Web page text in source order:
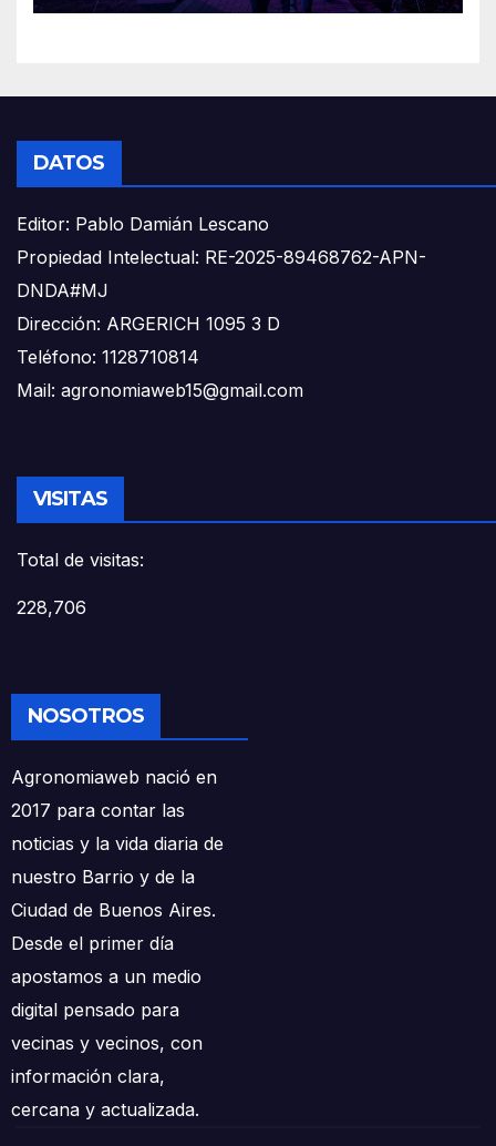
DATOS
Editor: Pablo Damián Lescano
Propiedad Intelectual: RE-2025-89468762-APN-
DNDA#MJ
Dirección: ARGERICH 1095 3 D
Teléfono: 1128710814
Mail: agronomiaweb15@gmail.com
VISITAS
Total de visitas:
228,706
NOSOTROS
Agronomiaweb nació en
2017 para contar las
noticias y la vida diaria de
nuestro Barrio y de la
Ciudad de Buenos Aires.
Desde el primer día
apostamos a un medio
digital pensado para
vecinas y vecinos, con
información clara,
cercana y actualizada.